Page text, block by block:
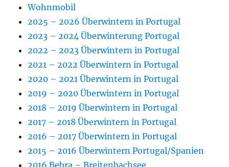
Wohnmobil
2025 – 2026 Überwintern in Portugal
2023 – 2024 Überwinterung Portugal
2022 – 2023 Überwintern in Portugal
2021 – 2022 Überwintern in Portugal
2020 – 2021 Überwintern in Portugal
2019 – 2020 Überwintern in Portugal
2018 – 2019 Überwintern in Portugal
2017 – 2018 Überwintern in Portugal
2016 – 2017 Überwintern in Portugal
2015 – 2016 Überwintern Portugal/Spanien
2016 Bebra – Breitenbachsee